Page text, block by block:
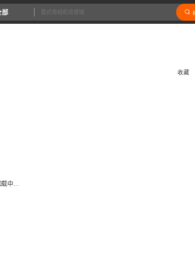
部
载中...
收藏